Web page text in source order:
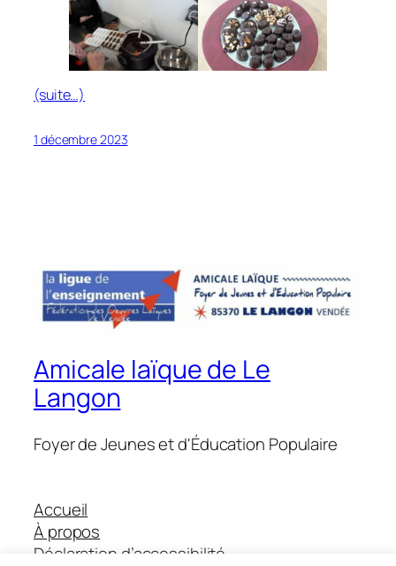
(suite…)
1 décembre 2023
Amicale laïque de Le
Langon
Foyer de Jeunes et d'Éducation Populaire
Accueil
À propos
Déclaration d’accessibilité